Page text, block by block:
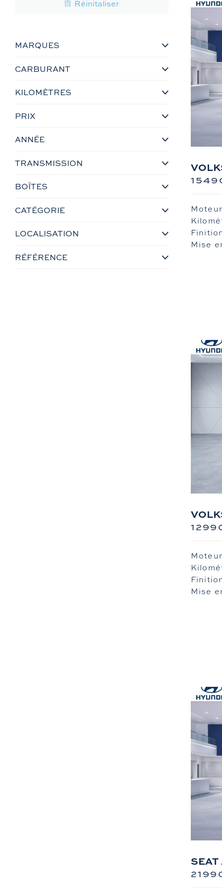
Réinitaliser
MARQUES
CARBURANT
KILOMÈTRES
PRIX
ANNÉE
TRANSMISSION
BOÎTES
CATÉGORIE
LOCALISATION
RÉFÉRENCE
Mise
Mise
SEAT